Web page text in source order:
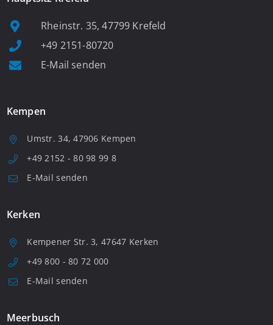
Rheinstr. 35, 47799 Krefeld
+49 2151-80720
E-Mail senden
Kempen
Umstr. 34, 47906 Kempen
+49 2152 - 80 98 99 8
E-Mail senden
Kerken
Kempener Str. 3, 47647 Kerken
+49 800 - 80 72 000
E-Mail senden
Meerbusch